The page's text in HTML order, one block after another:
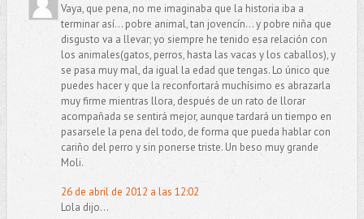
Vaya, que pena, no me imaginaba que la historia iba a
terminar así... pobre animal, tan jovencín... y pobre niña que
disgusto va a llevar; yo siempre he tenido esa relación con
los animales(gatos, perros, hasta las vacas y los caballos), y
se pasa muy mal, da igual la edad que tengas. Lo único que
puedes hacer y que la reconfortará muchísimo es abrazarla
muy firme mientras llora, después de un rato de llorar
acompañada se sentirá mejor, aunque tardará un tiempo en
pasarsele la pena del todo, de forma que pueda hablar con
cariño del perro y sin ponerse triste. Un beso muy grande
Moli.
26 de abril de 2012 a las 12:02
Lola dijo...